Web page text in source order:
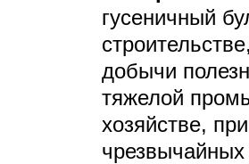
гусеничный
добычи
тяжелой
хозяйстве,